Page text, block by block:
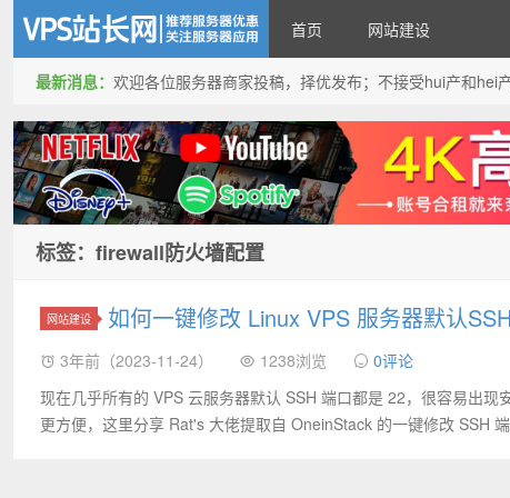
VPS站长网
首页 网站建设
最新消息： 欢迎各位服务器商家投稿，择优发布；不接受hui产和hei
标签：firewall防火墙配置
网站建设 如何一键修改 Linux VPS 服务器默认
3年前（2023-11-24） 1238浏览
0评论
现在几乎所有的 VPS 云服务器默认 SSH 端口都是 22，很容易出
更方便，这里分享 Rat's 大佬提取自 OneinStack 的一键修改 SSH